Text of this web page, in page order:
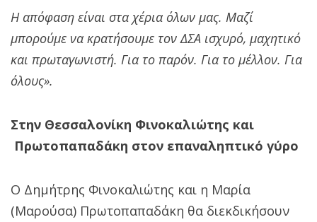
Η απόφαση είναι στα χέρια όλων μας. Μαζί
μπορούμε να κρατήσουμε τον ΔΣΑ ισχυρό, μαχητικό
και πρωταγωνιστή. Για το παρόν. Για το μέλλον. Για
όλους».
Στην Θεσσαλονίκη Φινοκαλιώτης και
Πρωτοπαπαδάκη στον επαναληπτικό γύρο
Ο Δημήτρης Φινοκαλιώτης και η Μαρία
(Μαρούσα) Πρωτοπαπαδάκη θα διεκδικήσουν